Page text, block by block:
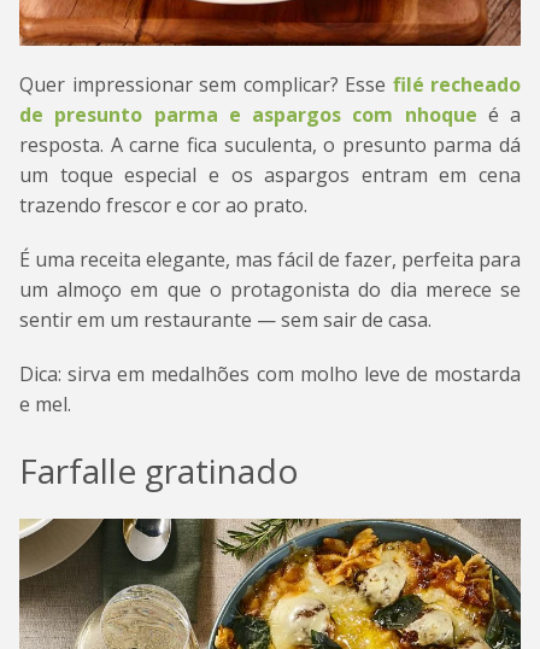
Quer impressionar sem complicar? Esse filé recheado
de presunto parma e aspargos com nhoque é a
resposta. A carne fica suculenta, o presunto parma dá
um toque especial e os aspargos entram em cena
trazendo frescor e cor ao prato.
É uma receita elegante, mas fácil de fazer, perfeita para
um almoço em que o protagonista do dia merece se
sentir em um restaurante — sem sair de casa.
Dica: sirva em medalhões com molho leve de mostarda
e mel.
Farfalle gratinado